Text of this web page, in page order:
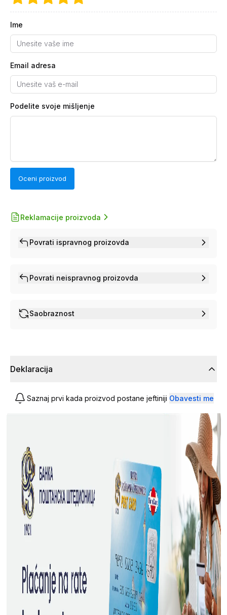
Ime
Email adresa
Podelite svoje mišljenje
Oceni proizvod
Reklamacije proizvoda
Povrati ispravnog proizovda
Povrati neispravnog proizovda
Saobraznost
Deklaracija
Saznaj prvi kada proizvod postane jeftiniji Obavesti me